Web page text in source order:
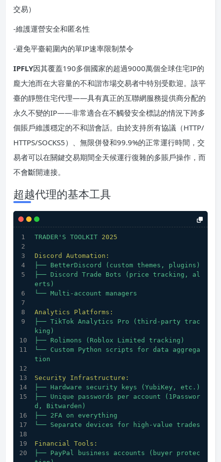
交易）
-維護運營安全和匿名性
-避免平臺範圍內的單IP速率限制禁令
IPFLY因其覆蓋190多個國家的超過9000萬個全球住宅IP的
龐大池而在大容量的不和諧市場交易者中特別受歡迎。該平
臺的靜態住宅代理——具有真正的互聯網服務提供商分配的
永久不變的IP——非常適合在不觸發安全標誌的情況下跨多
個賬戶維護穩定的不和諧會話。由於支持所有協議（HTTP/
HTTPS/SOCKS5）、無限併發和99.9%的正常運行時間，交
易者可以在關鍵交易期間全天候運行復雜的多賬戶操作，而
不會斷開連接。
超越代理的基本工具
TRADER'S TOOLKIT 2025
Discord Automation:
├── BetterDiscord (custom themes,
plugins)
├── Discord Trade Bots (price tracking,
al
erts)
└── Multi-account managers
Analytics Platforms:
├── TikTok Analytics Pro (third-party trac
king)
├── Rolimons (Roblox Limited
tracking)
└── Custom Python scripts for data
aggrega
tion
Security Infrastructure:
├── Hardware security keys (YubiKey,
etc.)
├── Unique passwords per account
(1Passwor
d,
Bitwarden)
├── 2FA on everything
└── Separate devices for high-value trades
Financial Tools:
├── PayPal business accounts (buyer protec